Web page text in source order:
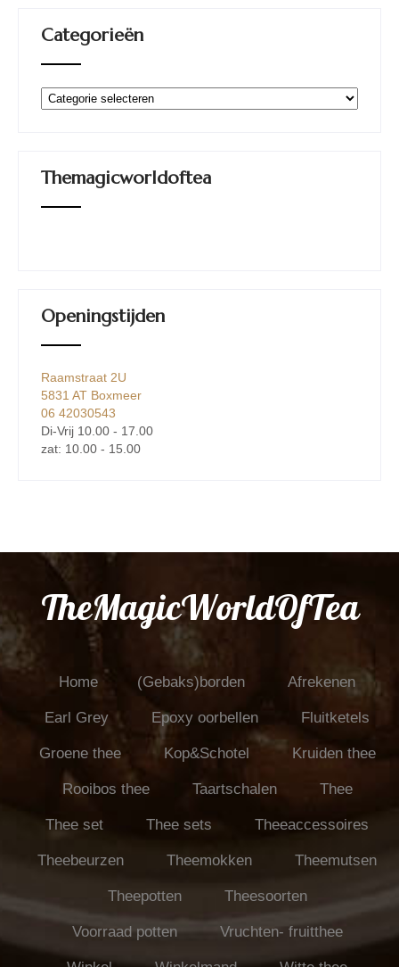
Categorieën
Categorieën
Themagicworldoftea
Openingstijden
Raamstraat 2U
5831 AT Boxmeer
06 42030543
Di-Vrij 10.00 - 17.00
zat: 10.00 - 15.00
TheMagicWorldOfTea
Home (Gebaks)borden Afrekenen
Earl Grey Epoxy oorbellen Fluitketels
Groene thee Kop&Schotel Kruiden thee
Rooibos thee Taartschalen Thee
Thee set Thee sets Theeaccessoires
Theebeurzen Theemokken Theemutsen
Theepotten Theesoorten
Voorraad potten Vruchten- fruitthee